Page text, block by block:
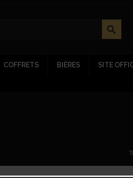

COFFRETS BIÈRES SITE